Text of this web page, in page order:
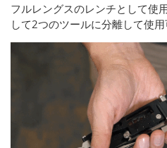
フルレングスのレンチとして使
して2つのツールに分離して使用